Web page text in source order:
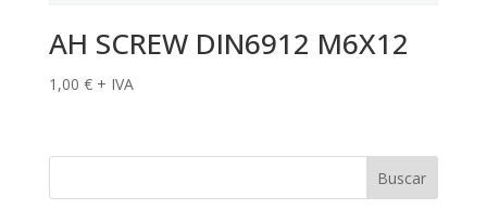
AH SCREW DIN6912 M6X12
1,00 € + IVA
Buscar